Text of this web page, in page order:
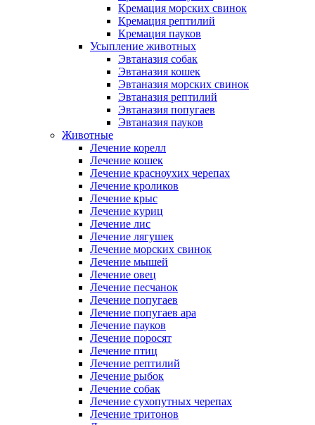
Кремация морских свинок
Кремация рептилий
Кремация пауков
Усыпление животных
Эвтаназия собак
Эвтаназия кошек
Эвтаназия морских свинок
Эвтаназия рептилий
Эвтаназия попугаев
Эвтаназия пауков
Животные
Лечение корелл
Лечение кошек
Лечение красноухих черепах
Лечение кроликов
Лечение крыс
Лечение куриц
Лечение лис
Лечение лягушек
Лечение морских свинок
Лечение мышей
Лечение овец
Лечение песчанок
Лечение попугаев
Лечение попугаев ара
Лечение пауков
Лечение поросят
Лечение птиц
Лечение рептилий
Лечение рыбок
Лечение собак
Лечение сухопутных черепах
Лечение тритонов